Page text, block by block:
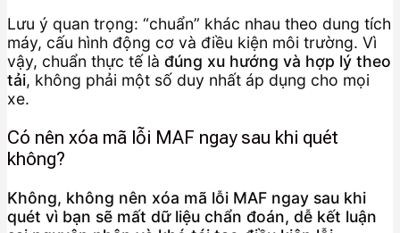
Lưu ý quan trọng: “chuẩn” khác nhau theo dung tích
máy, cấu hình động cơ và điều kiện môi trường. Vì
vậy, chuẩn thực tế là đúng xu hướng và hợp lý theo
tải, không phải một số duy nhất áp dụng cho mọi
xe.
Có nên xóa mã lỗi MAF ngay sau khi quét
không?
Không, không nên xóa mã lỗi MAF ngay sau khi
quét vì bạn sẽ mất dữ liệu chẩn đoán, dễ kết luận